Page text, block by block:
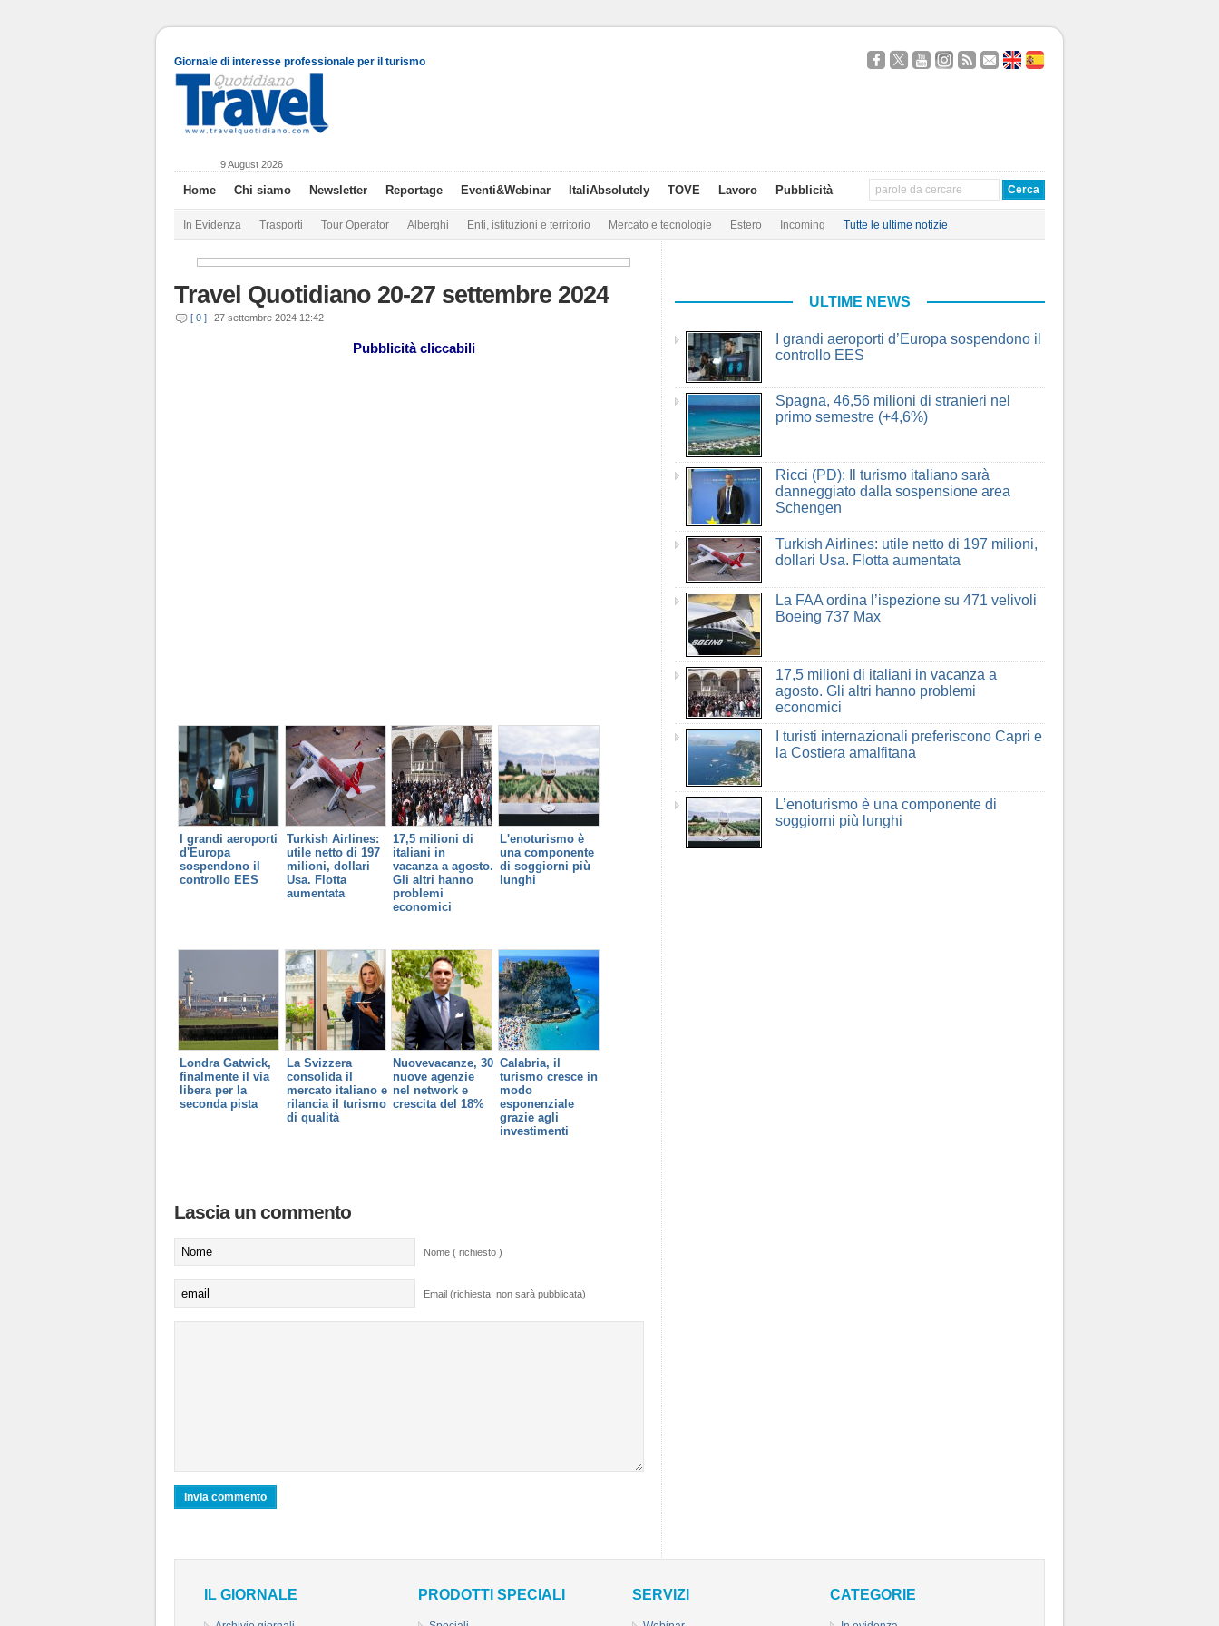
Giornale di interesse professionale per il turismo
SeguiciSeguiGuardaciSeguiciSeguiContattaci
About
9 August 2026
Home Chi siamo Newsletter Reportage Eventi&Webinar ItaliAbsolutely TOVE Lavoro Pubblicità
In Evidenza Trasporti Tour Operator Alberghi Enti, istituzioni e territorio Mercato e tecnologie Estero Incoming Tutte le ultime notizie
Travel Quotidiano 20-27 settembre 2024
[ 0 ] 27 settembre 2024 12:42
Pubblicità cliccabili
I grandi aeroporti
d'Europa
sospendono il
controllo EES
Turkish Airlines:
utile netto di 197
milioni, dollari
Usa. Flotta
aumentata
17,5 milioni di
italiani in
vacanza a agosto.
Gli altri hanno
problemi
economici
L'enoturismo è
una componente
di soggiorni più
lunghi
Londra Gatwick,
finalmente il via
libera per la
seconda pista
La Svizzera
consolida il
mercato italiano e
rilancia il turismo
di qualità
Nuovevacanze, 30
nuove agenzie
nel network e
crescita del 18%
Calabria, il
turismo cresce in
modo
esponenziale
grazie agli
investimenti
Lascia un commento
Nome ( richiesto )
Email (richiesta; non sarà pubblicata)
ULTIME NEWS
I grandi aeroporti d’Europa sospendono il
controllo EES
Spagna, 46,56 milioni di stranieri nel
primo semestre (+4,6%)
Ricci (PD): Il turismo italiano sarà
danneggiato dalla sospensione area
Schengen
Turkish Airlines: utile netto di 197 milioni,
dollari Usa. Flotta aumentata
La FAA ordina l’ispezione su 471 velivoli
Boeing 737 Max
17,5 milioni di italiani in vacanza a
agosto. Gli altri hanno problemi
economici
I turisti internazionali preferiscono Capri e
la Costiera amalfitana
L’enoturismo è una componente di
soggiorni più lunghi
IL GIORNALE PRODOTTI SPECIALI SERVIZI CATEGORIE